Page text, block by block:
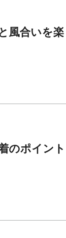
風合いを楽
のポイント